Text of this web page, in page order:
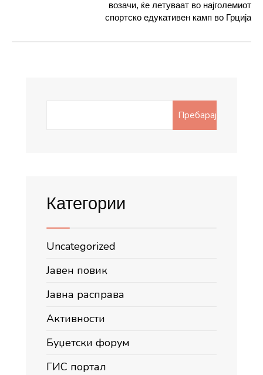
возачи, ќе летуваат во најголемиот
спортско едукативен камп во Грција
Пребарај
Категории
Uncategorized
Јавен повик
Јавна расправа
Активности
Буџетски форум
ГИС портал